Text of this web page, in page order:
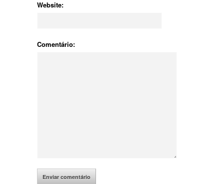
Website:
Comentário: